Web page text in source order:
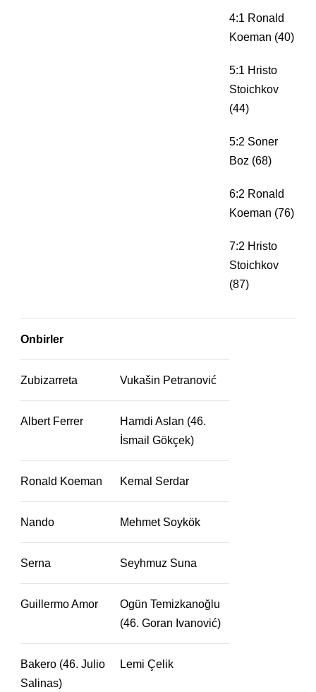
4:1 Ronald
Koeman (40)
5:1 Hristo
Stoichkov
(44)
5:2 Soner
Boz (68)
6:2 Ronald
Koeman (76)
7:2 Hristo
Stoichkov
(87)
Onbirler
Zubizarreta Vukašin Petranović
Albert Ferrer
Hamdi Aslan (46.
İsmail Gökçek)
Ronald Koeman Kemal Serdar
Nando Mehmet Soykök
Serna Seyhmuz Suna
Guillermo Amor
Ogün Temizkanoğlu
(46. Goran Ivanović)
Bakero (46. Julio
Salinas)
Lemi Çelik